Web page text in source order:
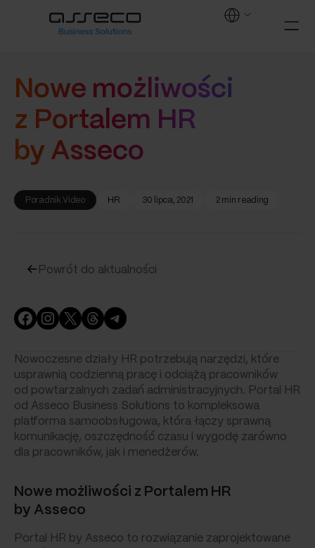
Nowe możliwości
z Portalem HR
by Asseco
Poradnik Video HR 30 lipca, 2021 2 min reading
Nowoczesne działy HR potrzebują narzędzi, które
usprawnią codzienną pracę i odciążą pracowników
od powtarzalnych zadań administracyjnych. Portal HR
od Asseco Business Solutions to kompleksowa
platforma samoobsługowa, która łączy sprawną
komunikację, oszczędność czasu i wygodę zarówno
dla pracowników, jak i menedżerów.
Nowe możliwości z Portalem HR
by Asseco
Portal HR by Asseco to rozwiązanie zaprojektowane
Powrót do aktualności
Facebook Instagram X Threads Telegram